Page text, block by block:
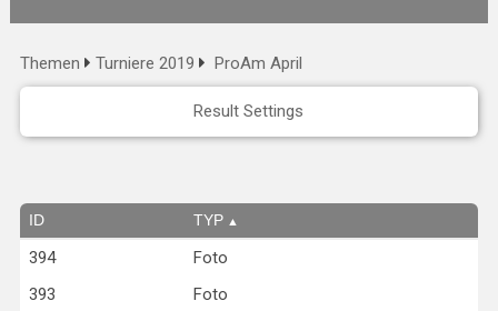
Themen Turniere 2019 ProAm April
Result Settings
ID TYP
394
Foto
393
Foto